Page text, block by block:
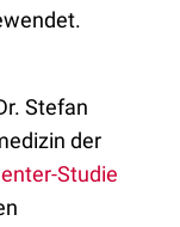
Stefan
der
Studie